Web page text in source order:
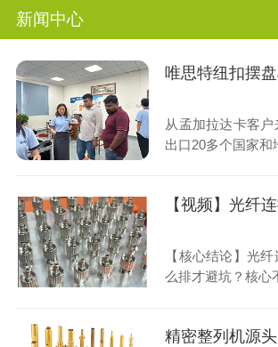
新闻中心
从孟加拉达卡客
出口20多个国家和
【核心结论】光
么排才避坑？核心